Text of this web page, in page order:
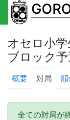
オセロ小
ブロック
概要 対局
全ての対局が